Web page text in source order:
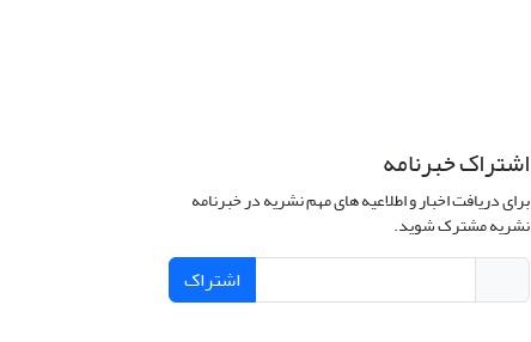
اشتراک خبرنامه
برای دریافت اخبار و اطلاعیه های مهم نشریه در خبرنامه
نشریه مشترک شوید.
اشتراک